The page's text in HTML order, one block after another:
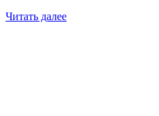
Читать далее